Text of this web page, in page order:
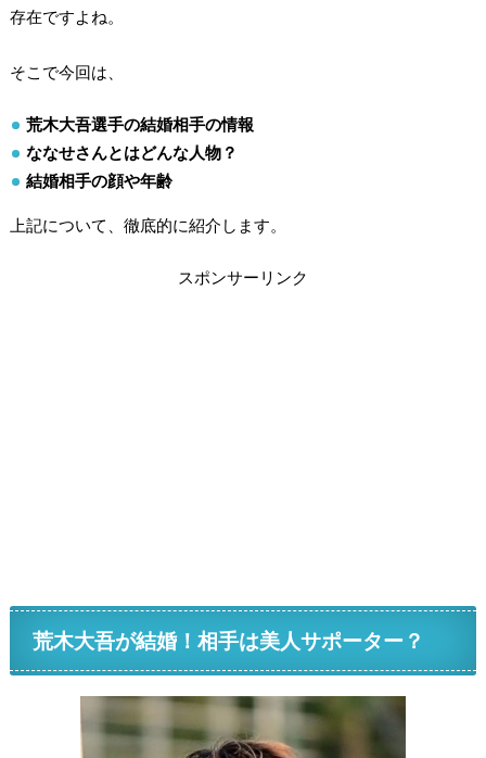
存在ですよね。
そこで今回は、
荒木大吾選手の結婚相手の情報
ななせさんとはどんな人物？
結婚相手の顔や年齢
上記について、徹底的に紹介します。
スポンサーリンク
荒木大吾が結婚！相手は美人サポーター？